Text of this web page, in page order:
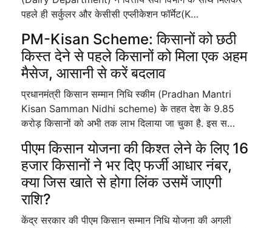
पहले ही सर्कुलर और केसीसी एप्लीकेशन फॉर्मेट(K…
PM-Kisan Scheme: किसानों को छठी
किस्त देने से पहले किसानों को मिला एक अहम
मैसेज, आसानी से करें बदलाव
प्रधानमंत्री किसान सम्मान निधि स्कीम (Pradhan Mantri
Kisan Samman Nidhi scheme) के तहत देश के 9.85
करोड़ किसानों को अभी तक लाभ दिलाया जा चुका है. इस स…
पीएम किसान योजना की किश्त लेने के लिए 16
हजार किसानों ने भर दिए फर्जी आधार नंबर,
क्या जिस खाते से होगा लिंक उसमें जाएगी
राशि?
केंद्र सरकार की पीएम किसान सम्मान निधि योजना की अगली